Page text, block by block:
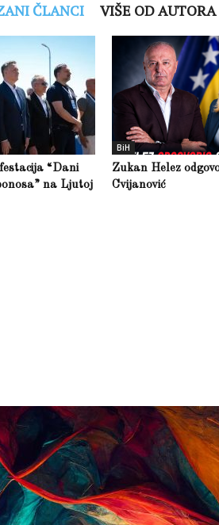
ČLANCI VIŠE OD AUTORA
“Dani
na Ljutoj
BiH
Zukan Helez
Cvijanović